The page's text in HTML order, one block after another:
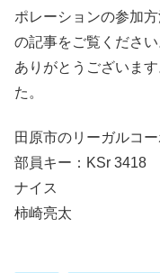
ポレーションの参加
の記事をご覧くださ
ありがとうございま
た。
田原市のリーガルコ
部員キー：KSr 3418
ナイス
柿崎亮太